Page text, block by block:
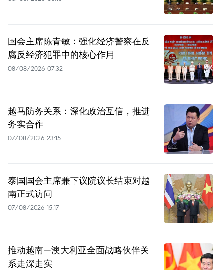
国会主席陈青敏：强化经济警察在反
腐反经济犯罪中的核心作用
08/08/2026 07:32
越马防务关系：深化政治互信，推进
务实合作
07/08/2026 23:15
泰国国会主席兼下议院议长结束对越
南正式访问
07/08/2026 15:17
推动越南—澳大利亚全面战略伙伴关
系走深走实